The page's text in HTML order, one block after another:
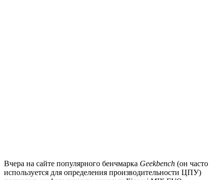
Вчера на сайте популярного бенчмарка Geekbench (он часто
используется для определения производительности ЦПУ)